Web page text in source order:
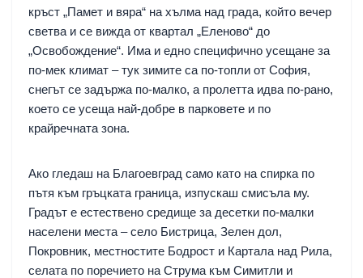
кръст „Памет и вяра“ на хълма над града, който вечер
светва и се вижда от квартал „Еленово“ до
„Освобождение“. Има и едно специфично усещане за
по-мек климат – тук зимите са по-топли от София,
снегът се задържа по-малко, а пролетта идва по-рано,
което се усеща най-добре в парковете и по
крайречната зона.
Ако гледаш на Благоевград само като на спирка по
пътя към гръцката граница, изпускаш смисъла му.
Градът е естествено средище за десетки по-малки
населени места – село Бистрица, Зелен дол,
Покровник, местностите Бодрост и Картала над Рила,
селата по поречието на Струма към Симитли и